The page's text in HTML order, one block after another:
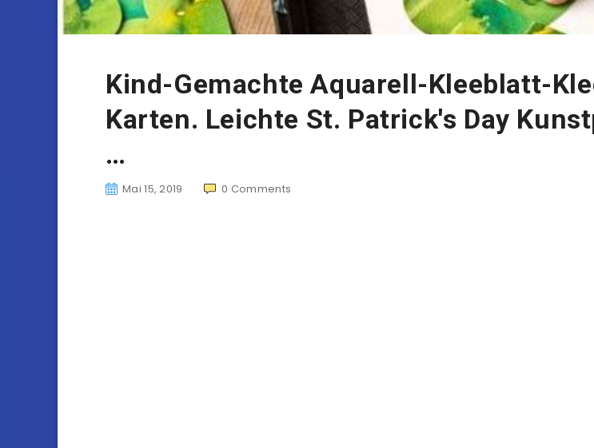
Kind-Gemachte Aquarell-Kleeblatt-
Karten. Leichte St. Patrick's Day
…
Mai 15, 2019 0 Comments